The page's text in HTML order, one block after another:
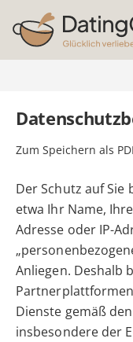
Zum Speichern als
Der Schutz auf
etwa Ihr Name,
Adresse oder IP-
Anliegen. Deshalb
Dienste gemäß
insbesondere der